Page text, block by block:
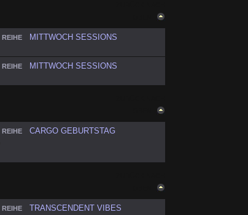
REIHE MITTWOCH SESSIONS
REIHE MITTWOCH SESSIONS
REIHE CARGO GEBURTSTAG
REIHE TRANSCENDENT VIBES